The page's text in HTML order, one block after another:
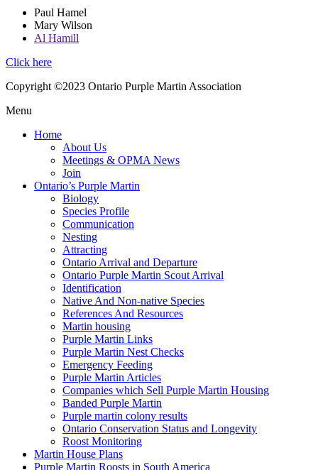
Paul Hamel
Mary Wilson
Al Hamill
Click here
Copyright ©2023 Ontario Purple Martin Association
Menu
Home
About Us
Meetings & OPMA News
Join
Ontario’s Purple Martin
Biology
Species Profile
Communication
Nesting
Attracting
Ontario Arrival and Departure
Ontario Purple Martin Scout Arrival
Identification
Native And Non-native Species
References And Resources
Martin housing
Purple Martin Links
Purple Martin Nest Checks
Emergency Feeding
Purple Martin Articles
Companies which Sell Purple Martin Housing
Banded Purple Martin
Purple martin colony results
Ontario Conservation Status and Longevity
Roost Monitoring
Martin House Plans
Purple Martin Roosts in South America